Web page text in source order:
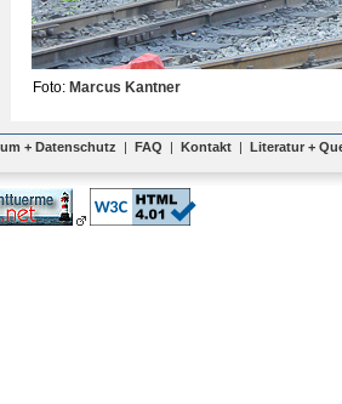
Foto: Marcus Kantner
+ Datenschutz | FAQ | Kontakt | Literatur +